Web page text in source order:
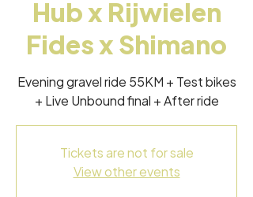
Hub x Rijwielen
Fides x Shimano
Evening gravel ride 55KM + Test bikes
+ Live Unbound final + After ride
Tickets are not for sale
View other events